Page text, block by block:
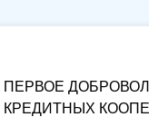
ПЕРВОЕ
КРЕДИТНЫХ